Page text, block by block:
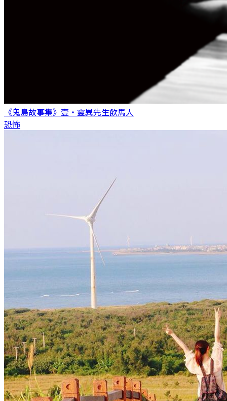
《鬼島故事集》壹・靈異先生飲馬人
恐怖